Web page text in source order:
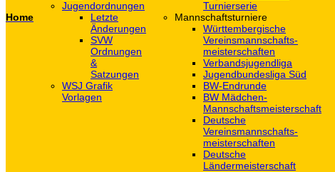
Home
Jugendordnungen
Letzte
Änderungen
SVW
Ordnungen
&
Satzungen
WSJ Grafik
Vorlagen
Turnierserie
Mannschaftsturniere
Württembergische
Vereinsmannschafts-
meisterschaften
Verbandsjugendliga
Jugendbundesliga Süd
BW-Endrunde
BW Mädchen-
Mannschaftsmeisterschaft
Deutsche
Vereinsmannschafts-
meisterschaften
Deutsche
Ländermeisterschaft